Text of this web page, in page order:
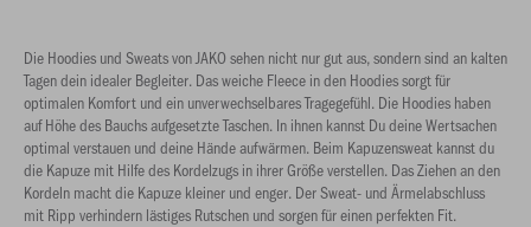
Die Hoodies und Sweats von JAKO sehen nicht nur gut aus, sondern sind an kalten
Tagen dein idealer Begleiter. Das weiche Fleece in den Hoodies sorgt für
optimalen Komfort und ein unverwechselbares Tragegefühl. Die Hoodies haben
auf Höhe des Bauchs aufgesetzte Taschen. In ihnen kannst Du deine Wertsachen
optimal verstauen und deine Hände aufwärmen. Beim Kapuzensweat kannst du
die Kapuze mit Hilfe des Kordelzugs in ihrer Größe verstellen. Das Ziehen an den
Kordeln macht die Kapuze kleiner und enger. Der Sweat- und Ärmelabschluss
mit Ripp verhindern lästiges Rutschen und sorgen für einen perfekten Fit.